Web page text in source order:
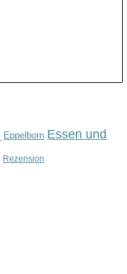
Eppelborn Essen und
Rezension